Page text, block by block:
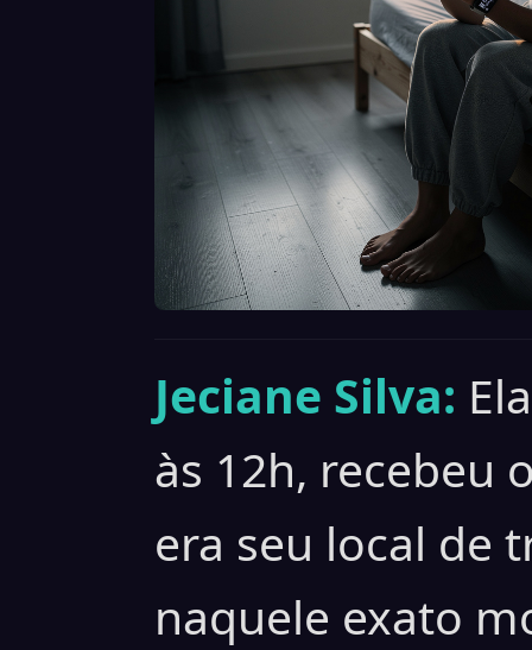
Jeciane Silva:
às 12h, recebeu
era seu local de
naquele exato